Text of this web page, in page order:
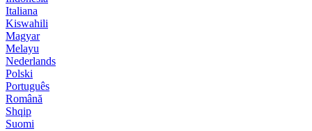
Italiana
Kiswahili
Magyar
Melayu
Nederlands
Polski
Português
Română
Shqip
Suomi